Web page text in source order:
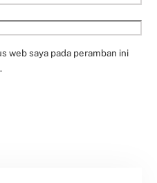
web saya pada peramban ini